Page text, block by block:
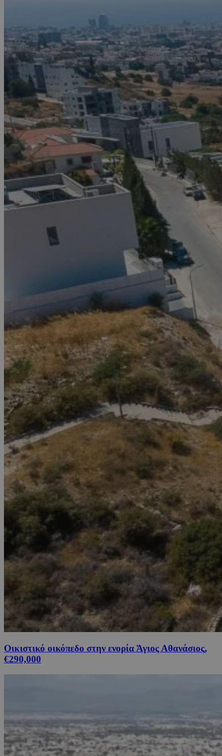
Οικιστικό οικόπεδο στην ενορία Άγιος Αθανάσιος,
€290,000